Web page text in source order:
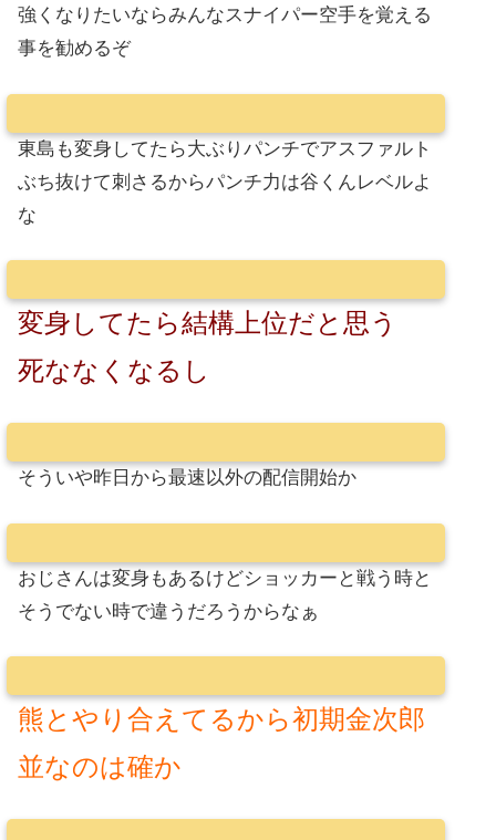
強くなりたいならみんなスナイパー空手を覚える
事を勧めるぞ
東島も変身してたら大ぶりパンチでアスファルト
ぶち抜けて刺さるからパンチ力は谷くんレベルよ
な
変身してたら結構上位だと思う
死ななくなるし
そういや昨日から最速以外の配信開始か
おじさんは変身もあるけどショッカーと戦う時と
そうでない時で違うだろうからなぁ
熊とやり合えてるから初期金次郎
並なのは確か